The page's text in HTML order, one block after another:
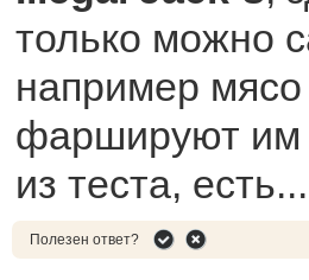
только можно
например
фаршируют им
из теста, есть...
Полезен ответ?